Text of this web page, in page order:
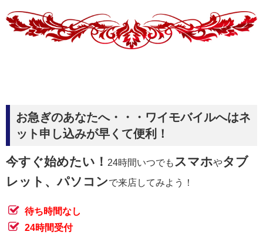
お急ぎのあなたへ・・・ワイモバイルへはネ
ット申し込みが早くて便利！
今すぐ始めたい！ 24時間いつでもスマホやタブ
レット、パソコンで来店してみよう！
待ち時間なし
24時間受付